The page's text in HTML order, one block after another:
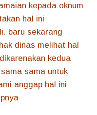
kepada oknum
hal ini
baru sekarang
dinas melihat hal
kedua
sama untuk
anggap hal ini